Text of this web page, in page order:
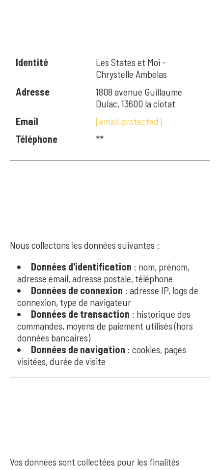
Identité
Les States et Moi -
Chrystelle Ambelas
Adresse
1808 avenue Guillaume
Dulac, 13600 la ciotat
Email
[email protected]
Téléphone
**
Nous collectons les données suivantes :
Données d'identification : nom, prénom,
adresse email, adresse postale, téléphone
Données de connexion : adresse IP, logs de
connexion, type de navigateur
Données de transaction : historique des
commandes, moyens de paiement utilisés (hors
données bancaires)
Données de navigation : cookies, pages
visitées, durée de visite
Vos données sont collectées pour les finalités